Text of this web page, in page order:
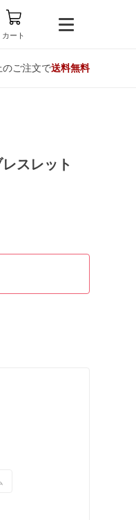
カート
ご注文で送料無料
スレット